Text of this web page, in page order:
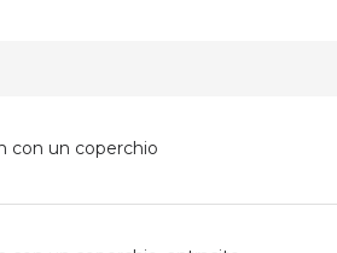
con un coperchio